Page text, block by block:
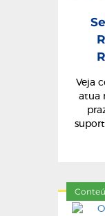
Veja
atua